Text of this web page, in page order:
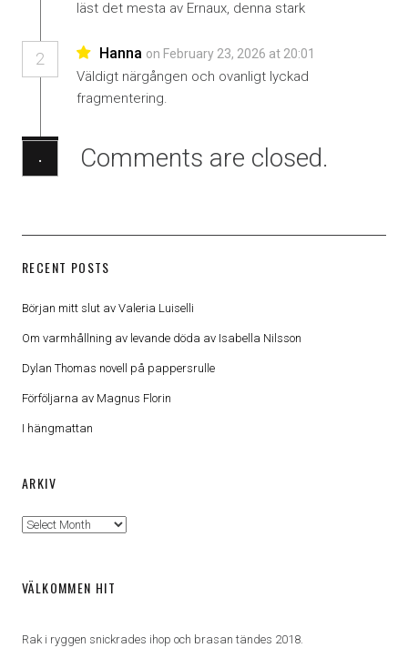
läst det mesta av Ernaux, denna stark
2 Hanna on February 23, 2026 at 20:01
Väldigt närgången och ovanligt lyckad
fragmentering.
· Comments are closed.
RECENT POSTS
Början mitt slut av Valeria Luiselli
Om varmhållning av levande döda av Isabella Nilsson
Dylan Thomas novell på pappersrulle
Förföljarna av Magnus Florin
I hängmattan
ARKIV
Arkiv
VÄLKOMMEN HIT
Rak i ryggen snickrades ihop och brasan tändes 2018.